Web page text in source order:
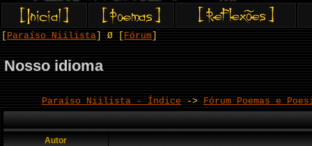
Paraíso Niilista ] Ø [ Fórum
Nosso idioma
Paraíso Niilista - Índice -> Fórum Poemas e
Autor